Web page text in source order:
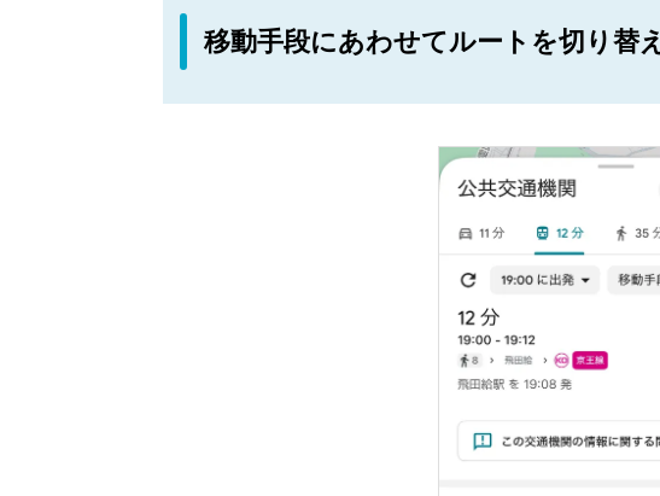
移動手段にあわせてルートを切り替え